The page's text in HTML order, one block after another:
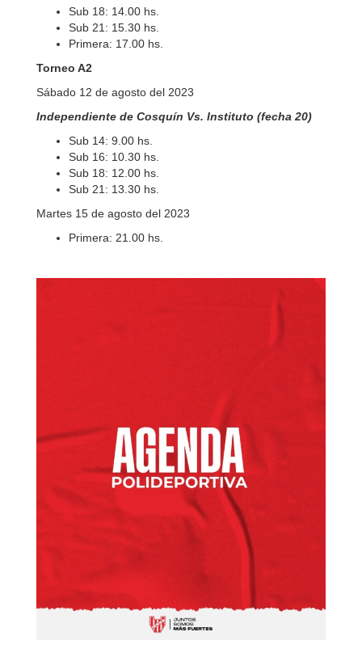
Sub 18: 14.00 hs.
Sub 21: 15.30 hs.
Primera: 17.00 hs.
Torneo A2
Sábado 12 de agosto del 2023
Independiente de Cosquín Vs. Instituto (fecha 20)
Sub 14: 9.00 hs.
Sub 16: 10.30 hs.
Sub 18: 12.00 hs.
Sub 21: 13.30 hs.
Martes 15 de agosto del 2023
Primera: 21.00 hs.